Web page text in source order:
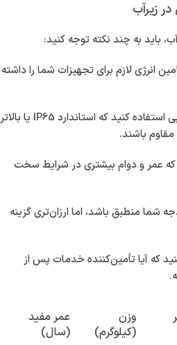
زیرآب
باید به چند نکته توجه کنید:
انرژی لازم برای تجهیزات شما را داشته
از باتری‌هایی استفاده کنید که استاندارد IP65 یا بالاتر
مقاوم باشند.
که عمر و دوام بیشتری در شرایط سخت
شما منطبق باشد، اما ارزان‌تری گزینه
که آیا تأمین‌کننده خدمات پس از
وزن
(کیلوگرم)
عمر مفید
(سال)